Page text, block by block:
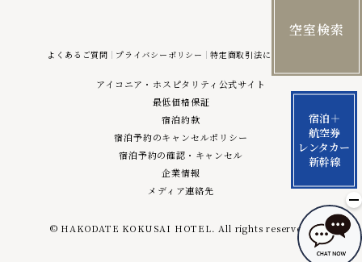
宿泊＋
航空券
レンタカー
新幹線
空室検索
よくあるご質問 プライバシーポリシー 特定商取引法に基づく表記
アイコニア・ホスピタリティ公式サイト
最低価格保証
宿泊約款
宿泊予約のキャンセルポリシー
宿泊予約の確認・キャンセル
企業情報
メディア連絡先
© HAKODATE KOKUSAI HOTEL. All rights reserved.